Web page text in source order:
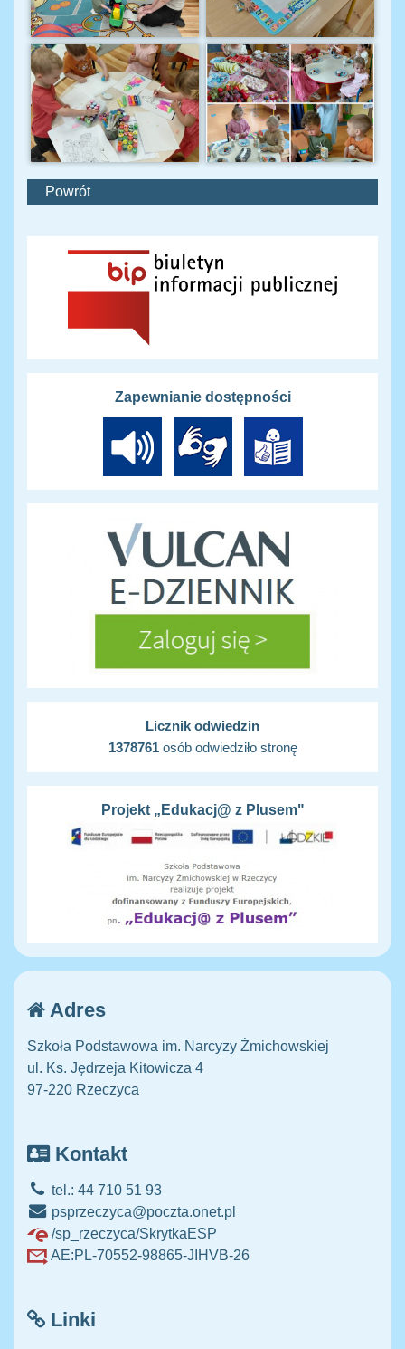
Powrót
Zapewnianie dostępności
Licznik odwiedzin
1378761osób odwiedziło stronę
Projekt „Edukacj@ z Plusem"
Adres
Szkoła Podstawowa im. Narcyzy Żmichowskiej
ul. Ks. Jędrzeja Kitowicza 4
97-220 Rzeczyca
Kontakt
tel.: 44 710 51 93
psprzeczyca@poczta.onet.pl
/sp_rzeczyca/SkrytkaESP
AE:PL-70552-98865-JIHVB-26
Linki